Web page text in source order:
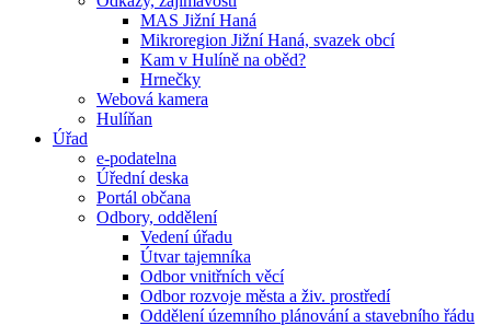
MAS Jižní Haná
Mikroregion Jižní Haná, svazek obcí
Kam v Hulíně na oběd?
Hrnečky
Webová kamera
Hulíňan
Úřad
e-podatelna
Úřední deska
Portál občana
Odbory, oddělení
Vedení úřadu
Útvar tajemníka
Odbor vnitřních věcí
Odbor rozvoje města a živ. prostředí
Oddělení územního plánování a stavebního řádu